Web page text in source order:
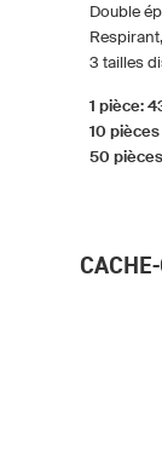
Double
3 tailles
1 pièce:
10
50